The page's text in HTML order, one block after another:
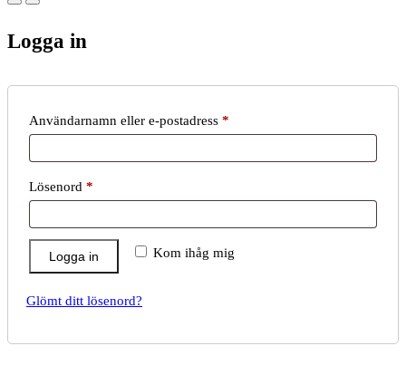
Logga in
Användarnamn eller e-postadress *
Lösenord *
Kom ihåg mig
Logga in
Glömt ditt lösenord?